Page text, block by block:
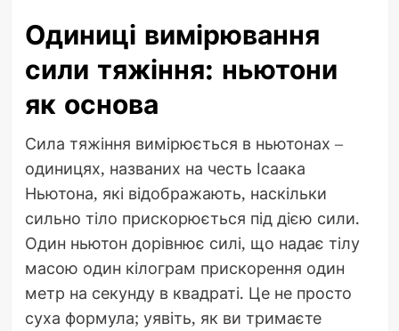
Одиниці вимірювання
сили тяжіння: ньютони
як основа
Сила тяжіння вимірюється в ньютонах –
одиницях, названих на честь Ісаака
Ньютона, які відображають, наскільки
сильно тіло прискорюється під дією сили.
Один ньютон дорівнює силі, що надає тілу
масою один кілограм прискорення один
метр на секунду в квадраті. Це не просто
суха формула; уявіть, як ви тримаєте